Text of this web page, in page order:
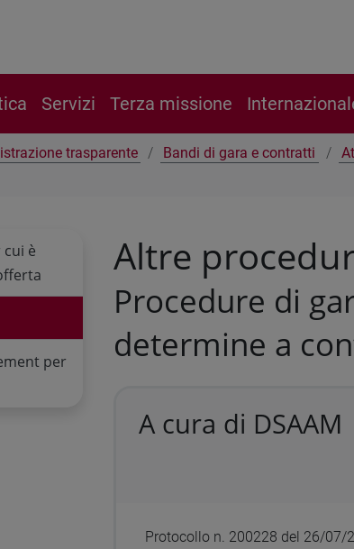
Servizi Terza missione
trasparente Bandi di gara e contratti
Altre
Procedure di
determine a
A cura di DSAAM
Protocollo n. 200228 del 26/07/
è
per